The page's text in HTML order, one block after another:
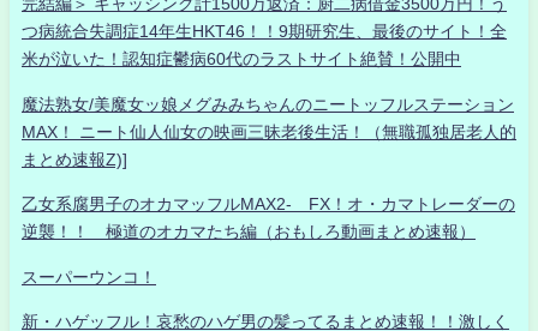
完結編＞ キャッシング計1500万返済：厨二病借金3500万円！う
つ病統合失調症14年生HKT46！！9期研究生、最後のサイト！全
米が泣いた！認知症鬱病60代のラストサイト絶賛！公開中
魔法熟女/美魔女ッ娘メグみみちゃんのニートッフルステーション
MAX！ ニート仙人仙女の映画三昧老後生活！（無職孤独居老人的
まとめ速報Z)]
乙女系腐男子のオカマッフルMAX2- FX！オ・カマトレーダーの
逆襲！！ 極道のオカマたち編（おもしろ動画まとめ速報）
スーパーウンコ！
新・ハゲッフル！哀愁のハゲ男の髪ってるまとめ速報！！激しく